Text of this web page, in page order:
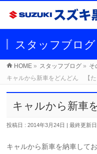
スタッフブログ
HOME » スタッフブログ » そ
キャルから新車をどんどん 【た
キャルから新車
投稿日 : 2014年3月24日 最終更新
キャルから新車を納車してお